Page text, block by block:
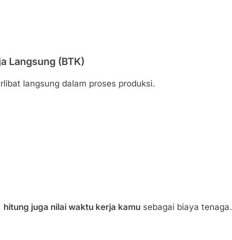
Langsung (BTK)
langsung dalam proses produksi.
hitung juga nilai waktu kerja kamu sebagai biaya tenaga.